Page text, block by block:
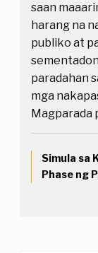
saan
harang na
publiko at
paradahan
mga
Magparada
Simula sa
Phase ng